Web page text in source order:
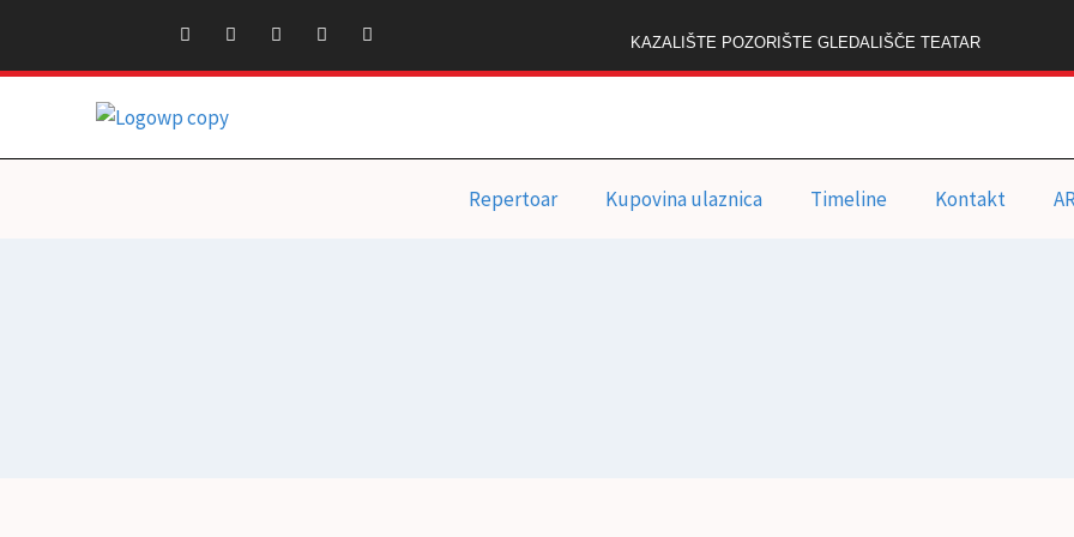
KAZALIŠTE POZORIŠTE GLEDALIŠČE TEATAR
Repertoar Kupovina ulaznica Timeline Kontakt